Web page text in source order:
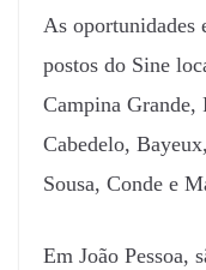
As oportunidades
postos do Sine
Campina Grande,
Cabedelo,
Sousa, Conde e
Em João Pessoa,